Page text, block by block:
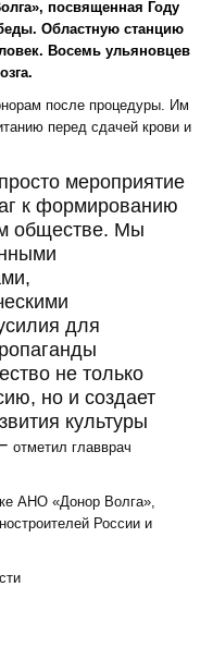
посвященная Году
Областную станцию
Восемь ульяновцев
после процедуры. Им
перед сдачей крови и
мероприятие
к формированию
обществе. Мы
для
не только
но и создает
культуры
отметил главврач
АНО «Донор Волга»,
России и